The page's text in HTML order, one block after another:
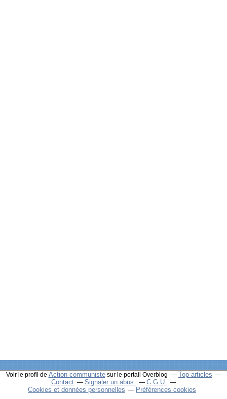
Voir le profil de Action communistesur le portail Overblog
Top articles
Contact
Signaler un abus
C.G.U.
Cookies et données personnelles
Préférences cookies